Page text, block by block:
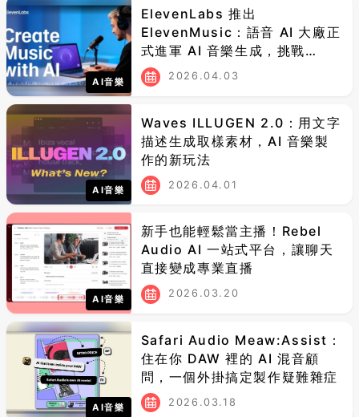
AI音樂
ElevenLabs 推出
ElevenMusic：語音 AI 大廠正
式進軍 AI 音樂生成，挑戰
Suno2026.04.03
AI音樂
Waves ILLUGEN 2.0：用文字
描述生成取樣素材，AI 音樂製
作的新玩法
2026.04.01
AI音樂
新手也能輕鬆當主播！Rebel
Audio AI 一站式平台，讓聊天
直接變成專業直播
2026.03.20
AI音樂
Safari Audio Meaw:Assist：
住在你 DAW 裡的 AI 混音顧
問，一個外掛搞定製作疑難雜症
2026.03.18